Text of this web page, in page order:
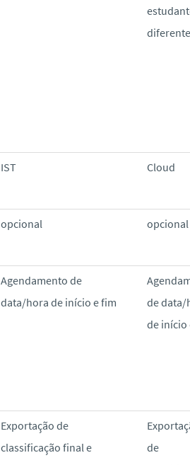
IST Cloud
opcional opcional
Agendamento de
data/hora de início e fim
de data/
de início
Exportação de
classificação final e
de